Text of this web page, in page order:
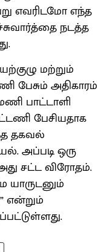
எவரிடமோ எந்த
நடத்த
மற்றும்
பேசும் அதிகாரம்
பாட்டாளி
பேசியதாக
தகவல்
அப்படி ஒரு
சட்ட விரோதம்.
யாருடனும்
என்றும்